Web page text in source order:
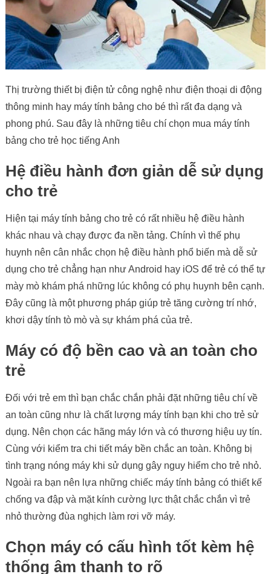
Thị trường thiết bị điện tử công nghệ như điện thoại di động
thông minh hay máy tính bảng cho bé thì rất đa dạng và
phong phú. Sau đây là những tiêu chí chọn mua máy tính
bảng cho trẻ học tiếng Anh
Hệ điều hành đơn giản dễ sử dụng
cho trẻ
Hiện tại máy tính bảng cho trẻ có rất nhiều hệ điều hành
khác nhau và chạy được đa nền tảng. Chính vì thế phụ
huynh nên cân nhắc chọn hệ điều hành phổ biến mà dễ sử
dụng cho trẻ chẳng hạn như Android hay iOS để trẻ có thể tự
mày mò khám phá những lúc không có phụ huynh bên cạnh.
Đây cũng là một phương pháp giúp trẻ tăng cường trí nhớ,
khơi dậy tính tò mò và sự khám phá của trẻ.
Máy có độ bền cao và an toàn cho
trẻ
Đối với trẻ em thì bạn chắc chắn phải đặt những tiêu chí về
an toàn cũng như là chất lượng máy tính bạn khi cho trẻ sử
dụng. Nên chọn các hãng máy lớn và có thương hiệu uy tín.
Cùng với kiểm tra chi tiết máy bền chắc an toàn. Không bị
tình trạng nóng máy khi sử dụng gây nguy hiểm cho trẻ nhỏ.
Ngoài ra bạn nên lựa những chiếc máy tính bảng có thiết kế
chống va đập và mặt kính cường lực thật chắc chắn vì trẻ
nhỏ thường đùa nghịch làm rơi vỡ máy.
Chọn máy có cấu hình tốt kèm hệ
thống âm thanh to rõ